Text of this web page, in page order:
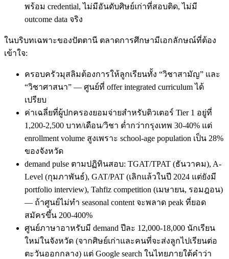
พร้อม credential, ไม่มีอันดับศิษย์เก่าที่สอบติด, ไม่มี
outcome data จริง
ในบริบทเฉพาะของปัตตานี ตลาดการศึกษามีเอกลักษณ์ที่ต้อง
เข้าใจ:
ครอบครัวมุสลิมต้องการให้ลูกเรียนทั้ง “วิชาสามัญ” และ
“วิชาศาสนา” — ศูนย์ที่ offer integrated curriculum ได้
เปรียบ
ค่าเฉลี่ยที่ผู้ปกครองยอมจ่ายสำหรับติวเตอร์ Tier 1 อยู่ที่
1,200-2,500 บาท/เดือน/วิชา ต่ำกว่ากรุงเทพ 30-40% แต่
enrollment volume สูงเพราะ school-age population เป็น 28%
ของจังหวัด
demand pulse ตามปฏิทินสอบ: TGAT/TPAT (ธันวาคม), A-
Level (กุมภาพันธ์), GAT/PAT (เลิกแล้วในปี 2024 แต่ยังมี
portfolio interview), Tahfiz competition (เมษายน, รอมฎอน)
— ถ้าศูนย์ไม่ทำ seasonal content จะพลาด peak ที่ยอด
สมัครขึ้น 200-400%
ศูนย์ภาษาอาหรับมี demand ปีละ 12,000-18,000 นักเรียน
ใหม่ในจังหวัด (จากศิษย์เก่าและคนที่จะส่งลูกไปเรียนต่อ
ตะวันออกกลาง) แต่ Google search ในไทยภายใต้คำว่า